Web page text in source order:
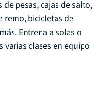
pesas, cajas de salto,
remo, bicicletas de
Entrena a solas o
varias clases en equipo